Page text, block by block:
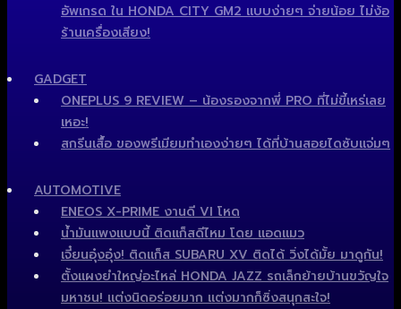
อัพเกรด ใน HONDA CITY GM2 แบบง่ายๆ จ่ายน้อย ไม่ง้อ
ร้านเครื่องเสียง!
GADGET
ONEPLUS 9 REVIEW – น้องรองจากพี่ PRO ที่ไม่ขี้เหร่เลย
เหอะ!
สกรีนเสื้อ ของพรีเมียมทำเองง่ายๆ ได้ที่บ้านสอยไดซับแจ่มๆ
AUTOMOTIVE
ENEOS X-PRIME งานดี VI โหด
น้ำมันแพงแบบนี้ ติดแก็สดีไหม โดย แอดแมว
เจี๋ยนอุ๋งอุ๋ง! ติดแก็ส SUBARU XV ติดได้ วิ่งได้มั้ย มาดูกัน!
ตั้งแผงยำใหญ่อะไหล่ HONDA JAZZ รถเล็กย้ายบ้านขวัญใจ
มหาชน! แต่งนิดอร่อยมาก แต่งมากก็ซิ่งสนุกสะใจ!